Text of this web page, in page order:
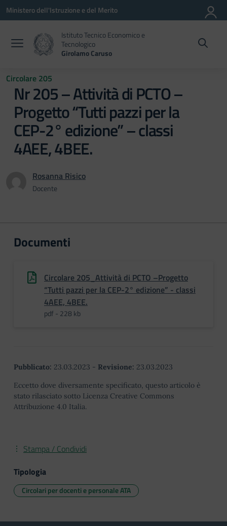
Vai ai contenuti
Vai al menu di navigazione
Vai al footer
Ministero dell'Istruzione e del Merito
Istituto Tecnico Economico e
Tecnologico
Girolamo Caruso
Circolare 205
Nr 205 – Attività di PCTO –
Progetto “Tutti pazzi per la
CEP-2° edizione” – classi
4AEE, 4BEE.
Rosanna Risico
Docente
Documenti
Circolare 205_Attività di PCTO –Progetto
“Tutti pazzi per la CEP-2° edizione” - classi
4AEE, 4BEE.
pdf - 228 kb
Pubblicato: 23.03.2023 - Revisione: 23.03.2023
Eccetto dove diversamente specificato, questo articolo è
stato rilasciato sotto Licenza Creative Commons
Attribuzione 4.0 Italia.
Stampa / Condividi
Tipologia
Circolari per docenti e personale ATA